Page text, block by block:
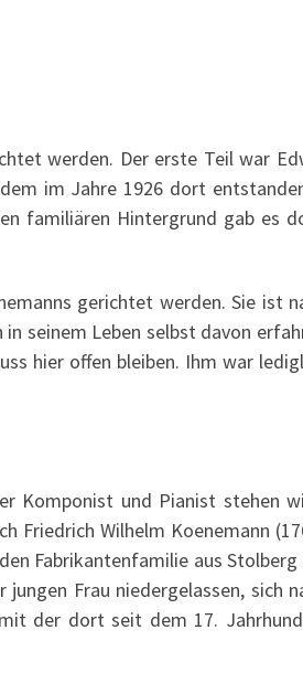
werden. Der erste Teil war
im Jahre 1926 dort
familiären Hintergrund gab es
gerichtet werden. Sie ist
seinem Leben selbst davon
hier offen bleiben. Ihm war
Komponist und Pianist stehen
Friedrich Wilhelm Koenemann
Fabrikantenfamilie aus Stolberg
Frau niedergelassen, sich
mit der dort seit dem 17.